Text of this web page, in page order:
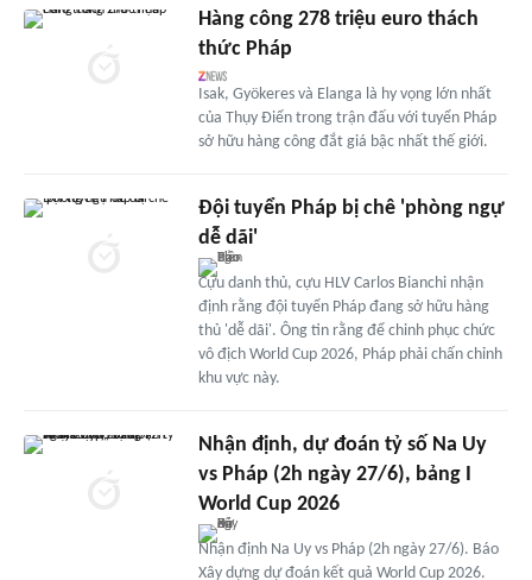
Hàng công 278 triệu euro thách
thức Pháp
Isak, Gyökeres và Elanga là hy vọng lớn nhất
của Thụy Điển trong trận đấu với tuyển Pháp
sở hữu hàng công đắt giá bậc nhất thế giới.
Đội tuyển Pháp bị chê 'phòng ngự
dễ dãi'
Cựu danh thủ, cựu HLV Carlos Bianchi nhận
định rằng đội tuyển Pháp đang sở hữu hàng
thủ 'dễ dãi'. Ông tin rằng để chinh phục chức
vô địch World Cup 2026, Pháp phải chấn chỉnh
khu vực này.
Nhận định, dự đoán tỷ số Na Uy
vs Pháp (2h ngày 27/6), bảng I
World Cup 2026
Nhận định Na Uy vs Pháp (2h ngày 27/6). Báo
Xây dựng dự đoán kết quả World Cup 2026.